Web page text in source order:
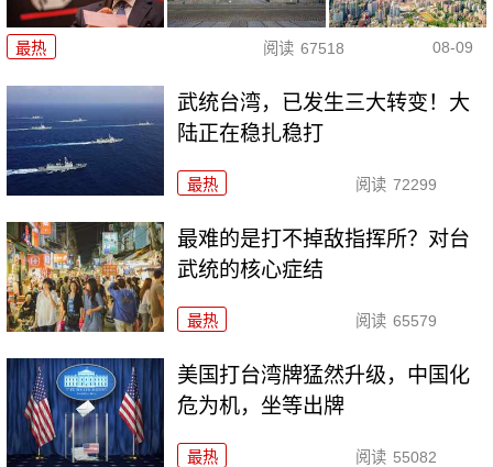
最热 阅读 67518 08-09
武统台湾，已发生三大转变！大
陆正在稳扎稳打
最热 阅读 72299
最难的是打不掉敌指挥所？对台
武统的核心症结
最热 阅读 65579
美国打台湾牌猛然升级，中国化
危为机，坐等出牌
最热 阅读 55082